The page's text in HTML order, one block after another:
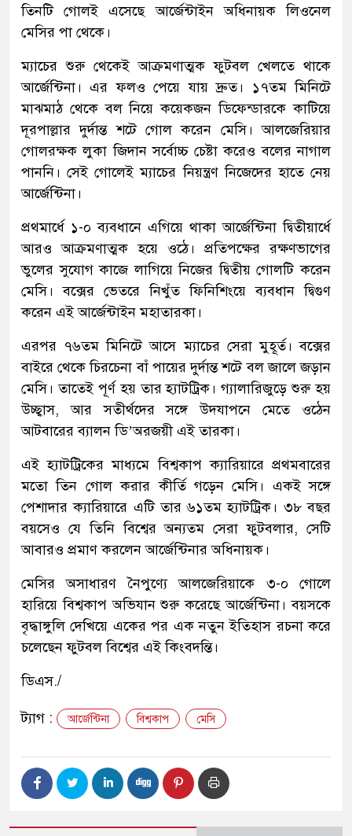
তিনটি গোলই এসেছে আর্জেন্টাইন অধিনায়ক লিওনেল
মেসির পা থেকে।
ম্যাচের শুরু থেকেই আক্রমণাত্মক ফুটবল খেলতে থাকে
আর্জেন্টিনা। এর ফলও পেয়ে যায় দ্রুত। ১৭তম মিনিটে
মাঝমাঠ থেকে বল নিয়ে কয়েকজন ডিফেন্ডারকে কাটিয়ে
দূরপাল্লার দুর্দান্ত শটে গোল করেন মেসি। আলজেরিয়ার
গোলরক্ষক লুকা জিদান সর্বোচ্চ চেষ্টা করেও বলের নাগাল
পাননি। সেই গোলেই ম্যাচের নিয়ন্ত্রণ নিজেদের হাতে নেয়
আর্জেন্টিনা।
প্রথমার্ধে ১-০ ব্যবধানে এগিয়ে থাকা আর্জেন্টিনা দ্বিতীয়ার্ধে
আরও আক্রমণাত্মক হয়ে ওঠে। প্রতিপক্ষের রক্ষণভাগের
ভুলের সুযোগ কাজে লাগিয়ে নিজের দ্বিতীয় গোলটি করেন
মেসি। বক্সের ভেতরে নিখুঁত ফিনিশিংয়ে ব্যবধান দ্বিগুণ
করেন এই আর্জেন্টাইন মহাতারকা।
এরপর ৭৬তম মিনিটে আসে ম্যাচের সেরা মুহূর্ত। বক্সের
বাইরে থেকে চিরচেনা বাঁ পায়ের দুর্দান্ত শটে বল জালে জড়ান
মেসি। তাতেই পূর্ণ হয় তার হ্যাটট্রিক। গ্যালারিজুড়ে শুরু হয়
উচ্ছ্বাস, আর সতীর্থদের সঙ্গে উদযাপনে মেতে ওঠেন
আটবারের ব্যালন ডি’অরজয়ী এই তারকা।
এই হ্যাটট্রিকের মাধ্যমে বিশ্বকাপ ক্যারিয়ারে প্রথমবারের
মতো তিন গোল করার কীর্তি গড়েন মেসি। একই সঙ্গে
পেশাদার ক্যারিয়ারে এটি তার ৬১তম হ্যাটট্রিক। ৩৮ বছর
বয়সেও যে তিনি বিশ্বের অন্যতম সেরা ফুটবলার, সেটি
আবারও প্রমাণ করলেন আর্জেন্টিনার অধিনায়ক।
মেসির অসাধারণ নৈপুণ্যে আলজেরিয়াকে ৩-০ গোলে
হারিয়ে বিশ্বকাপ অভিযান শুরু করেছে আর্জেন্টিনা। বয়সকে
বৃদ্ধাঙ্গুলি দেখিয়ে একের পর এক নতুন ইতিহাস রচনা করে
চলেছেন ফুটবল বিশ্বের এই কিংবদন্তি।
ডিএস./
ট্যাগ : আর্জেন্টিনা বিশ্বকাপ মেসি